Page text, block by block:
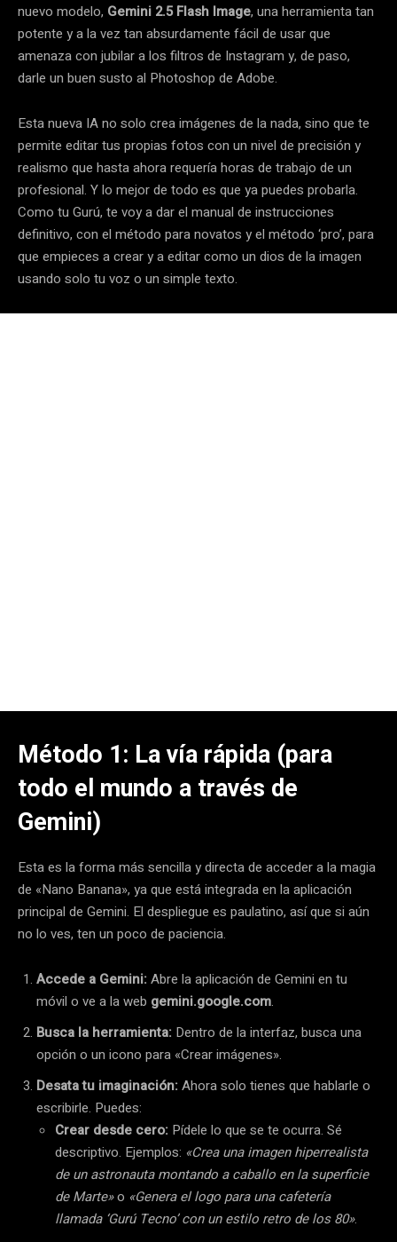
nuevo modelo, Gemini 2.5 Flash Image, una herramienta tan
potente y a la vez tan absurdamente fácil de usar que
amenaza con jubilar a los filtros de Instagram y, de paso,
darle un buen susto al Photoshop de Adobe.
Esta nueva IA no solo crea imágenes de la nada, sino que te
permite editar tus propias fotos con un nivel de precisión y
realismo que hasta ahora requería horas de trabajo de un
profesional. Y lo mejor de todo es que ya puedes probarla.
Como tu Gurú, te voy a dar el manual de instrucciones
definitivo, con el método para novatos y el método ‘pro’, para
que empieces a crear y a editar como un dios de la imagen
usando solo tu voz o un simple texto.
Método 1: La vía rápida (para
todo el mundo a través de
Gemini)
Esta es la forma más sencilla y directa de acceder a la magia
de «Nano Banana», ya que está integrada en la aplicación
principal de Gemini. El despliegue es paulatino, así que si aún
no lo ves, ten un poco de paciencia.
Accede a Gemini:Abre la aplicación de Gemini en tu
móvil o ve a la web gemini.google.com.
Busca la herramienta: Dentro de la interfaz, busca una
opción o un icono para «Crear imágenes».
Desata tu imaginación:Ahora solo tienes que hablarle o
escribirle. Puedes:
Crear desde cero: Pídele lo que se te ocurra. Sé
descriptivo. Ejemplos: «Crea una imagen hiperrealista
de un astronauta montando a caballo en la superficie
de Marte»o «Genera el logo para una cafetería
llamada ‘Gurú Tecno’ con un estilo retro de los 80».